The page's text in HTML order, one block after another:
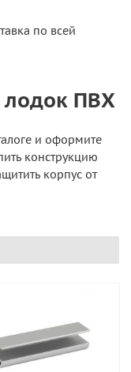
по всей
лодок ПВХ
и оформите
конструкцию
корпус от